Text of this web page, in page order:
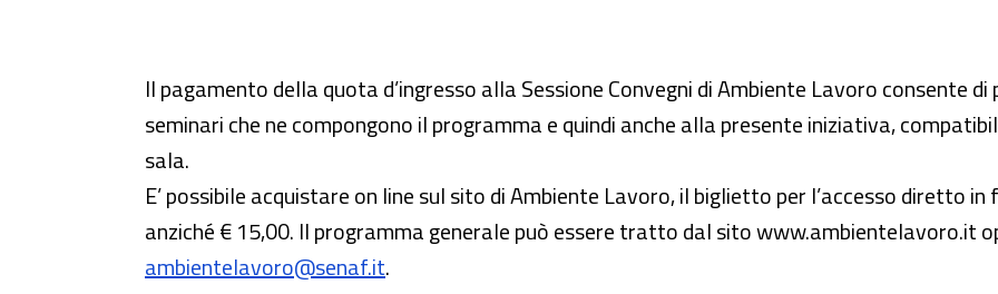
Il pagamento della quota d’ingresso alla Sessione Convegni di Ambiente Lavoro consente
seminari che ne compongono il programma e quindi anche alla presente iniziativa,
sala.
E’ possibile acquistare on line sul sito di Ambiente Lavoro, il biglietto per l’accesso diretto
anziché € 15,00. Il programma generale può essere tratto dal sito www.ambientelavoro.it
ambientelavoro@senaf.it.